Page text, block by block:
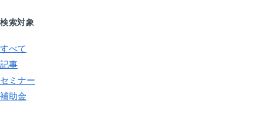
検索対象
すべて
記事
セミナー
補助金